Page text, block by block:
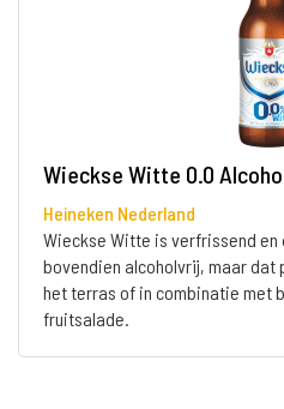
Wieckse Witte 0.0
Heineken Nederland
Wieckse Witte is verfrissend en
bovendien alcoholvrij, maar dat
het terras of in combinatie met
fruitsalade.